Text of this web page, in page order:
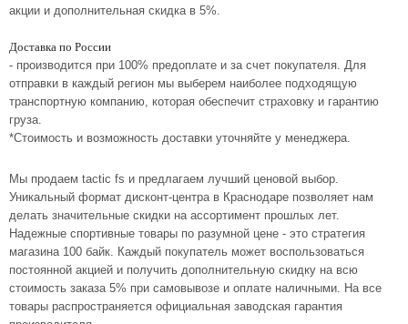
акции и дополнительная скидка в 5%.
Доставка по России
- производится при 100% предоплате и за счет покупателя. Для
отправки в каждый регион мы выберем наиболее подходящую
транспортную компанию, которая обеспечит страховку и гарантию
груза.
*Стоимость и возможность доставки уточняйте у менеджера.
Мы продаем tactic fs и предлагаем лучший ценовой выбор.
Уникальный формат дисконт-центра в Краснодаре позволяет нам
делать значительные скидки на ассортимент прошлых лет.
Надежные спортивные товары по разумной цене - это стратегия
магазина 100 байк. Каждый покупатель может воспользоваться
постоянной акцией и получить дополнительную скидку на всю
стоимость заказа 5% при самовывозе и оплате наличными. На все
товары распространяется официальная заводская гарантия